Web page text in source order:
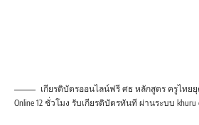
เกียรติบัตรออนไลน์ฟรี ศธ หลักสูตร ครูไทยยุ
Online 12 ชั่วโมง รับเกียรติบัตรทันที ผ่านระบบ khuru